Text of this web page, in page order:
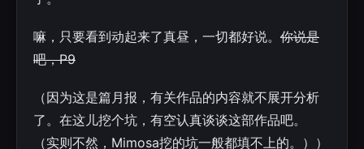
嘛，只要看到动起来了真昼，一切都好说。 你说是
吧，P9
（因为这是篇月报，有关作品的内容就不展开分析
了。在这儿挖个坑，有空认真谈谈这部作品吧。
（实则不然，Mimosa挖的坑一般都填不上的。））